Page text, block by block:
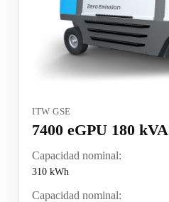
ITW GSE
7400 eGPU 180 kVA
Capacidad nominal:
310 kWh
Capacidad nominal: